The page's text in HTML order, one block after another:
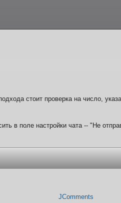
стоит проверка на число,
в поле настройки чата -- "Не
JComments